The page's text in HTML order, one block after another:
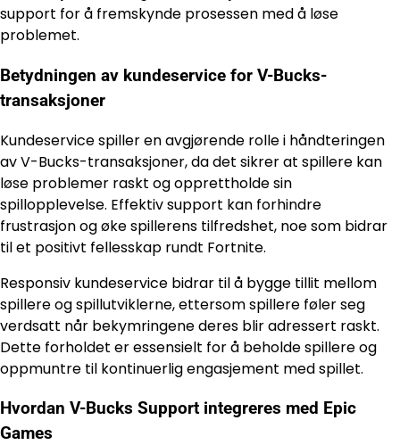
support for å fremskynde prosessen med å løse
problemet.
Betydningen av kundeservice for V-Bucks-
transaksjoner
Kundeservice spiller en avgjørende rolle i håndteringen
av V-Bucks-transaksjoner, da det sikrer at spillere kan
løse problemer raskt og opprettholde sin
spillopplevelse. Effektiv support kan forhindre
frustrasjon og øke spillerens tilfredshet, noe som bidrar
til et positivt fellesskap rundt Fortnite.
Responsiv kundeservice bidrar til å bygge tillit mellom
spillere og spillutviklerne, ettersom spillere føler seg
verdsatt når bekymringene deres blir adressert raskt.
Dette forholdet er essensielt for å beholde spillere og
oppmuntre til kontinuerlig engasjement med spillet.
Hvordan V-Bucks Support integreres med Epic
Games